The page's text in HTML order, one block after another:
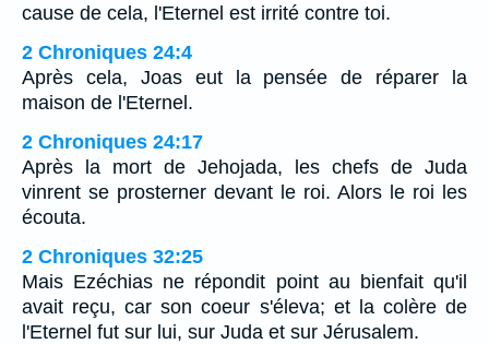
cause de cela, l'Eternel est irrité contre toi.
2 Chroniques 24:4
Après cela, Joas eut la pensée de réparer la
maison de l'Eternel.
2 Chroniques 24:17
Après la mort de Jehojada, les chefs de Juda
vinrent se prosterner devant le roi. Alors le roi les
écouta.
2 Chroniques 32:25
Mais Ezéchias ne répondit point au bienfait qu'il
avait reçu, car son coeur s'éleva; et la colère de
l'Eternel fut sur lui, sur Juda et sur Jérusalem.